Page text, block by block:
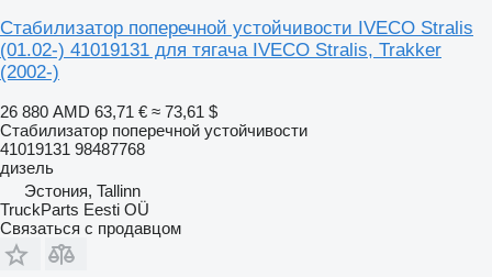
Стабилизатор поперечной устойчивости IVECO Stralis
(01.02-) 41019131 для тягача IVECO Stralis, Trakker
(2002-)
26 880 AMD 63,71 € ≈ 73,61 $
Стабилизатор поперечной устойчивости
41019131 98487768
дизель
Эстония, Tallinn
TruckParts Eesti OÜ
Связаться с продавцом